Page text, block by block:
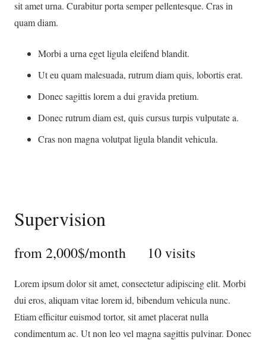
sit amet urna. Curabitur porta semper pellentesque. Cras in
quam diam.
Morbi a urna eget ligula eleifend blandit.
Ut eu quam malesuada, rutrum diam quis, lobortis erat.
Donec sagittis lorem a dui gravida pretium.
Donec rutrum diam est, quis cursus turpis vulputate a.
Cras non magna volutpat ligula blandit vehicula.
Supervision
from 2,000$/month 10 visits
Lorem ipsum dolor sit amet, consectetur adipiscing elit. Morbi
dui eros, aliquam vitae lorem id, bibendum vehicula nunc.
Etiam efficitur euismod tortor, sit amet placerat nulla
condimentum ac. Ut non leo vel magna sagittis pulvinar. Donec